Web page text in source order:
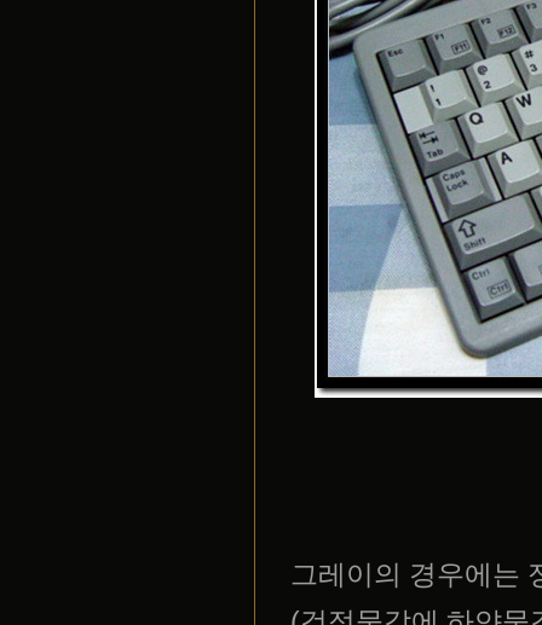
그레이의 경우에는